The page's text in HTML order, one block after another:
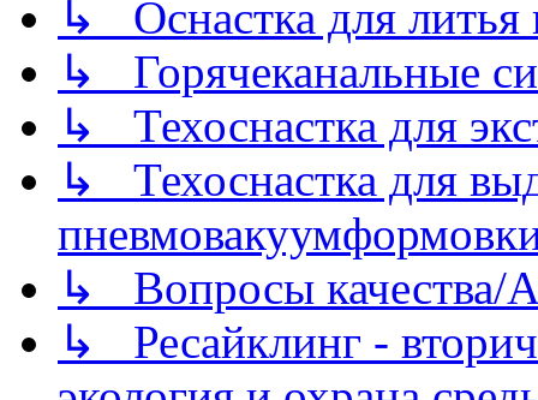
↳ Оснастка для литья
↳ Горячеканальные
↳ Техоснастка для
↳ Техоснастка для
↳ Вопросы качества/
↳ Ресайклинг -